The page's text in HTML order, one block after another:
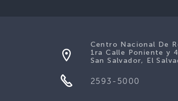
Centro Nacional De
1ra Calle Poniente y
San Salvador, El
2593-5000